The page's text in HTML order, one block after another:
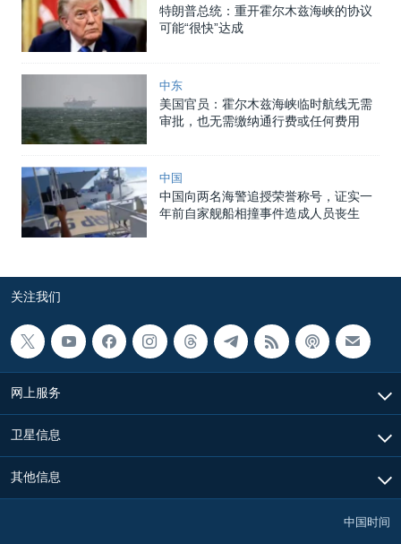
特朗普总统：重开霍尔木兹海峡的协议
可能“很快”达成
中东
美国官员：霍尔木兹海峡临时航线无需
审批，也无需缴纳通行费或任何费用
中国
中国向两名海警追授荣誉称号，证实一
年前自家舰船相撞事件造成人员丧生
关注我们
网上服务
卫星信息
其他信息
中国时间